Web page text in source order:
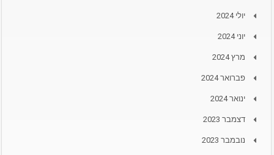
יולי 2024
יוני 2024
מרץ 2024
פברואר 2024
ינואר 2024
דצמבר 2023
נובמבר 2023